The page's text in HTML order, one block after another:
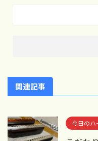
関連記事
今日のハ